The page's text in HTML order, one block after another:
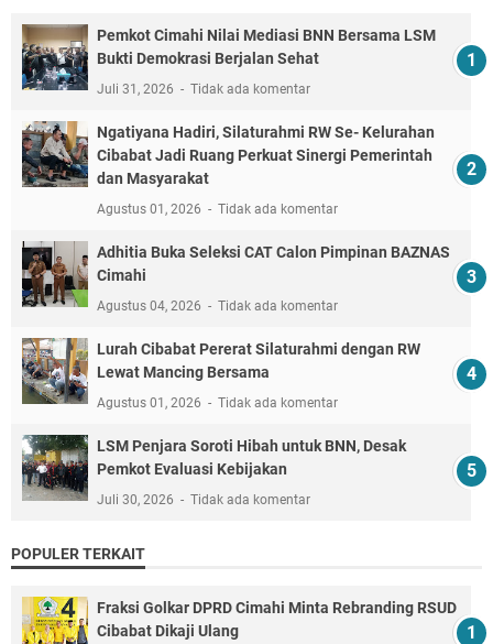
Pemkot Cimahi Nilai Mediasi BNN Bersama LSM
Bukti Demokrasi Berjalan Sehat
Juli 31, 2026 Tidak ada komentar
Ngatiyana Hadiri, Silaturahmi RW Se- Kelurahan
Cibabat Jadi Ruang Perkuat Sinergi Pemerintah
dan Masyarakat
Agustus 01, 2026 Tidak ada komentar
Adhitia Buka Seleksi CAT Calon Pimpinan BAZNAS
Cimahi
Agustus 04, 2026 Tidak ada komentar
Lurah Cibabat Pererat Silaturahmi dengan RW
Lewat Mancing Bersama
Agustus 01, 2026 Tidak ada komentar
LSM Penjara Soroti Hibah untuk BNN, Desak
Pemkot Evaluasi Kebijakan
Juli 30, 2026 Tidak ada komentar
POPULER TERKAIT
Fraksi Golkar DPRD Cimahi Minta Rebranding RSUD
Cibabat Dikaji Ulang